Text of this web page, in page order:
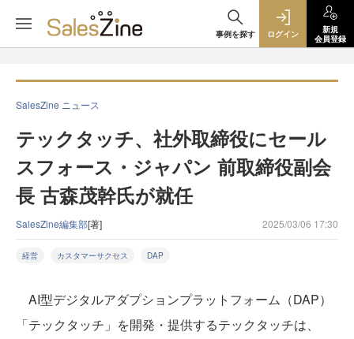
事例を探す ログイン
新規
会員登録
SalesZine ニュース
テックタッチ、社外取締役にセール
スフォース・ジャパン 前取締役副会
長 古森茂幹氏が就任
SalesZine編集部[著] 2025/03/06 17:30
経営 カスタマーサクセス DAP
AI型デジタルアダプションプラットフォーム（DAP）
「テックタッチ」を開発・提供するテックタッチは、